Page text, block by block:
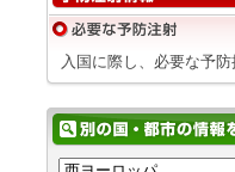
入国に際し、必要な予